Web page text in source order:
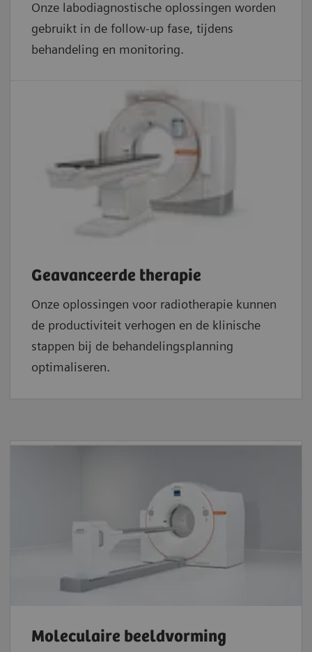
Onze labodiagnostische oplossingen worden
gebruikt in de follow-up fase, tijdens
behandeling en monitoring.
Geavanceerde therapie
Onze oplossingen voor radiotherapie kunnen
de productiviteit verhogen en de klinische
stappen bij de behandelingsplanning
optimaliseren.
Moleculaire beeldvorming